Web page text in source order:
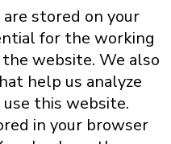
stored on your
for the working
website. We also
help us analyze
this website.
in your browser